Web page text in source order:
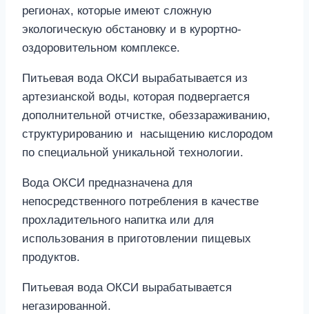
регионах, которые имеют сложную
экологическую обстановку и в курортно-
оздоровительном комплексе.
Питьевая вода ОКСИ вырабатывается из
артезианской воды, которая подвергается
дополнительной отчистке, обеззараживанию,
структурированию и насыщению кислородом
по специальной уникальной технологии.
Вода ОКСИ предназначена для
непосредственного потребления в качестве
прохладительного напитка или для
использования в приготовлении пищевых
продуктов.
Питьевая вода ОКСИ вырабатывается
негазированной.